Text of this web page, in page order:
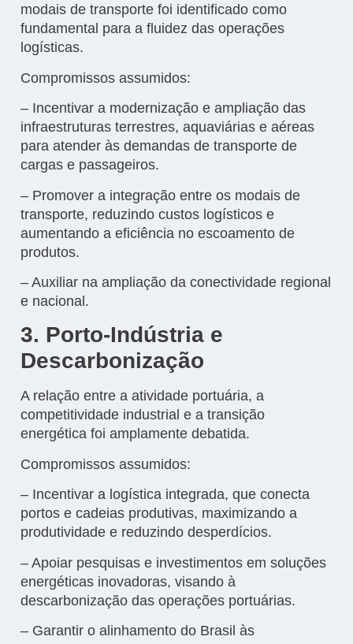
modais de transporte foi identificado como
fundamental para a fluidez das operações
logísticas.
Compromissos assumidos:
– Incentivar a modernização e ampliação das
infraestruturas terrestres, aquaviárias e aéreas
para atender às demandas de transporte de
cargas e passageiros.
– Promover a integração entre os modais de
transporte, reduzindo custos logísticos e
aumentando a eficiência no escoamento de
produtos.
– Auxiliar na ampliação da conectividade regional
e nacional.
3. Porto-Indústria e
Descarbonização
A relação entre a atividade portuária, a
competitividade industrial e a transição
energética foi amplamente debatida.
Compromissos assumidos:
– Incentivar a logística integrada, que conecta
portos e cadeias produtivas, maximizando a
produtividade e reduzindo desperdícios.
– Apoiar pesquisas e investimentos em soluções
energéticas inovadoras, visando à
descarbonização das operações portuárias.
– Garantir o alinhamento do Brasil às